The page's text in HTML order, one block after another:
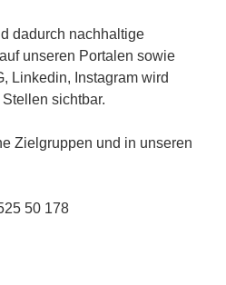
dadurch nachhaltige
unseren Portalen sowie
Linkedin, Instagram wird
sichtbar.
Zielgruppen und in unseren
50 178